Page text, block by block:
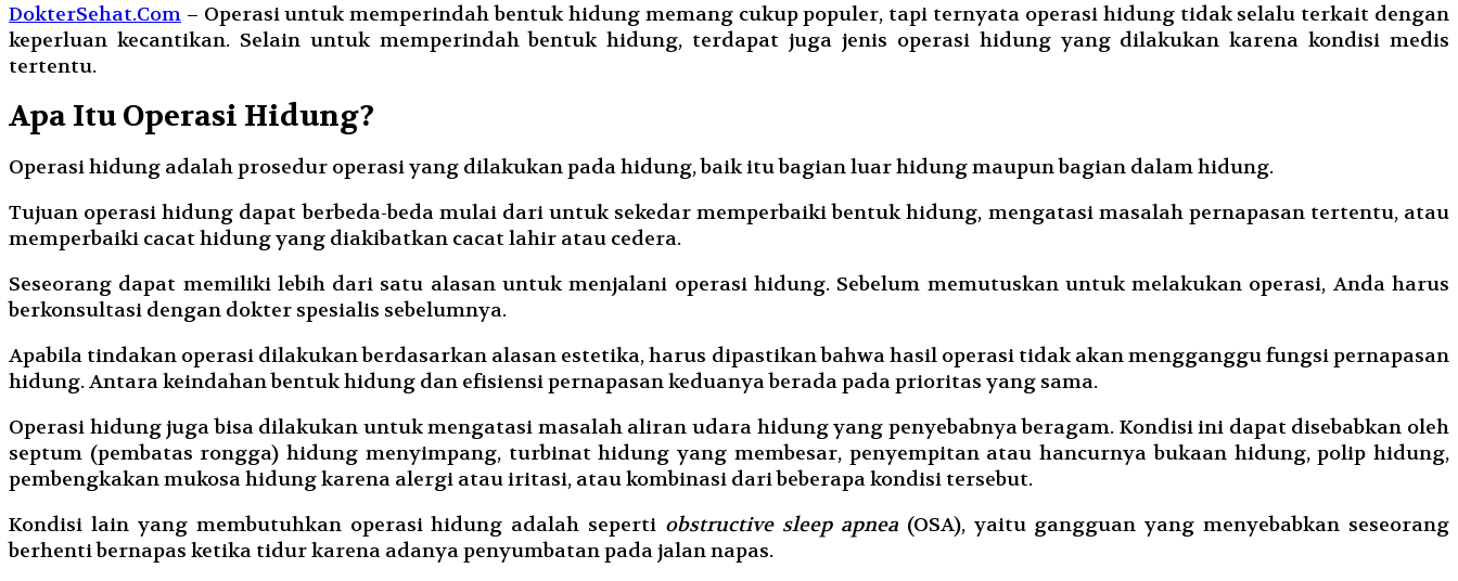
DokterSehat.Com – Operasi untuk memperindah bentuk hidung memang cukup populer, tapi ternyata operasi hidung tidak selalu terkait dengan
keperluan kecantikan. Selain untuk memperindah bentuk hidung, terdapat juga jenis operasi hidung yang dilakukan karena kondisi medis
tertentu.
Apa Itu Operasi Hidung?
Operasi hidung adalah prosedur operasi yang dilakukan pada hidung, baik itu bagian luar hidung maupun bagian dalam hidung.
Tujuan operasi hidung dapat berbeda-beda mulai dari untuk sekedar memperbaiki bentuk hidung, mengatasi masalah pernapasan tertentu, atau
memperbaiki cacat hidung yang diakibatkan cacat lahir atau cedera.
Seseorang dapat memiliki lebih dari satu alasan untuk menjalani operasi hidung. Sebelum memutuskan untuk melakukan operasi, Anda harus
berkonsultasi dengan dokter spesialis sebelumnya.
Apabila tindakan operasi dilakukan berdasarkan alasan estetika, harus dipastikan bahwa hasil operasi tidak akan mengganggu fungsi pernapasan
hidung. Antara keindahan bentuk hidung dan efisiensi pernapasan keduanya berada pada prioritas yang sama.
Operasi hidung juga bisa dilakukan untuk mengatasi masalah aliran udara hidung yang penyebabnya beragam. Kondisi ini dapat disebabkan oleh
septum (pembatas rongga) hidung menyimpang, turbinat hidung yang membesar, penyempitan atau hancurnya bukaan hidung, polip hidung,
pembengkakan mukosa hidung karena alergi atau iritasi, atau kombinasi dari beberapa kondisi tersebut.
Kondisi lain yang membutuhkan operasi hidung adalah seperti obstructive sleep apnea(OSA), yaitu gangguan yang menyebabkan seseorang
berhenti bernapas ketika tidur karena adanya penyumbatan pada jalan napas.